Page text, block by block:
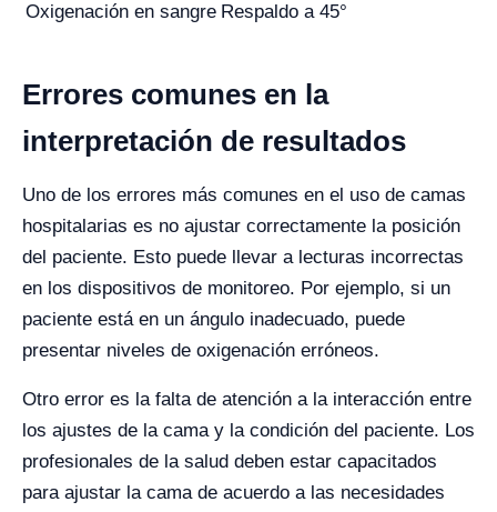
Oxigenación en sangre Respaldo a 45°
Errores comunes en la
interpretación de resultados
Uno de los errores más comunes en el uso de camas
hospitalarias es no ajustar correctamente la posición
del paciente. Esto puede llevar a lecturas incorrectas
en los dispositivos de monitoreo. Por ejemplo, si un
paciente está en un ángulo inadecuado, puede
presentar niveles de oxigenación erróneos.
Otro error es la falta de atención a la interacción entre
los ajustes de la cama y la condición del paciente. Los
profesionales de la salud deben estar capacitados
para ajustar la cama de acuerdo a las necesidades